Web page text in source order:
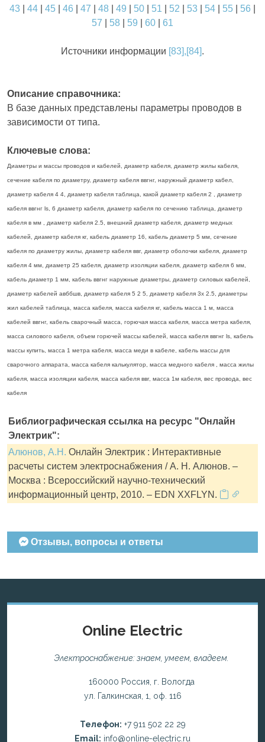
43 44 45 46 47 48 49 50 51 52 53 54 55 56
57
58 59 60 61
Источники информации [83],[84].
Описание справочника:
В базе данных представлены параметры проводов в
зависимости от типа.
Ключевые слова:
Диаметры и массы проводов и кабелей, диаметр кабеля, диаметр жилы кабеля,
сечение кабеля по диаметру, диаметр кабеля ввгнг, наружный диаметр кабел,
диаметр кабеля 4 4, диаметр кабеля таблица, какой диаметр кабеля 2 , диаметр
кабеля ввгнг ls, 6 диаметр кабеля, диаметр кабеля по сечению таблица, диаметр
кабеля в мм , диаметр кабеля 2.5, внешний диаметр кабеля, диаметр медных
кабелей, диаметр кабеля кг, кабель диаметр 16, кабель диаметр 5 мм, сечение
кабеля по диаметру жилы, диаметр кабеля ввг, диаметр оболочки кабеля, диаметр
кабеля 4 мм, диаметр 25 кабеля, диаметр изоляции кабеля, диаметр кабеля 6 мм,
кабель диаметр 1 мм, кабель ввгнг наружные диаметры, диаметр силовых кабелей,
диаметр кабелей авббшв, диаметр кабеля 5 2 5, диаметр кабеля 3х 2.5, диаметры
жил кабелей таблица, масса кабеля, масса кабеля кг, кабель масса 1 м, масса
кабелей ввгнг, кабель сварочный масса, горючая масса кабеля, масса метра кабеля,
масса силового кабеля, объем горючей массы кабелей, масса кабеля ввгнг ls, кабель
массы купить, масса 1 метра кабеля, масса меди в кабеле, кабель массы для
сварочного аппарата, масса кабеля калькулятор, масса медного кабеля , масса жилы
кабеля, масса изоляции кабеля, масса кабеля ввг, масса 1м кабеля, вес провода, вес
кабеля
Библиографическая ссылка на ресурс "Онлайн
Электрик":
Алюнов, А.Н. Онлайн Электрик : Интерактивные
расчеты систем электроснабжения / А. Н. Алюнов. –
Москва : Всероссийский научно-технический
информационный центр, 2010. – EDN XXFLYN.
Отзывы, вопросы и ответы
Online Electric
Электроснабжение: знаем, умеем, владеем.
160000 Россия, г. Вологда
ул. Галкинская, 1, оф. 116
Телефон: +7 911 502 22 29
Email: info@online-electric.ru